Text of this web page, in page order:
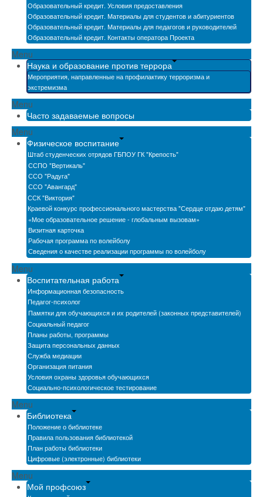
Образовательный кредит. Условия предоставления
Образовательный кредит. Материалы для студентов и абитуриентов
Образовательный кредит. Материалы для педагогов и руководителей
Образовательный кредит. Контакты оператора Проекта
Menu
Наука и образование против террора
Мероприятия, направленные на профилактику терроризма и
экстремизма
Menu
Часто задаваемые вопросы
Menu
Физическое воспитание
Штаб студенческих отрядов ГБПОУ ГК "Крепость"
ССПО "Вертикаль"
ССО "Радуга"
ССО "Авангард"
ССК "Виктория"
Краевой конкурс профессионального мастерства "Сердце отдаю детям"
«Мое образовательное решение - глобальным вызовам»
Визитная карточка
Рабочая программа по волейболу
Сведения о качестве реализации программы по волейболу
Menu
Воспитательная работа
Информационная безопасность
Педагог-психолог
Памятки для обучающихся и их родителей (законных представителей)
Социальный педагог
Планы работы, программы
Защита персональных данных
Служба медиации
Организация питания
Условия охраны здоровья обучающихся
Социально-психологическое тестирование
Menu
Библиотека
Положение о библиотеке
Правила пользования библиотекой
План работы библиотеки
Цифровые (электронные) библиотеки
Menu
Мой профсоюз